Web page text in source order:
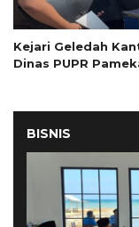
Kejari Geledah
Dinas PUPR
BISNIS